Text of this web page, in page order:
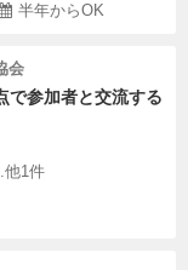
半年からOK
会
で参加者と交流する
他1件